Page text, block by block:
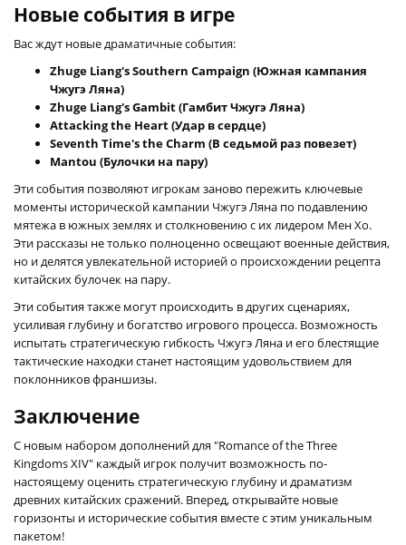
Новые события в игре
Вас ждут новые драматичные события:
Zhuge Liang's Southern Campaign (Южная кампания
Чжугэ Ляна)
Zhuge Liang's Gambit (Гамбит Чжугэ Ляна)
Attacking the Heart (Удар в сердце)
Seventh Time's the Charm (В седьмой раз повезет)
Mantou (Булочки на пару)
Эти события позволяют игрокам заново пережить ключевые
моменты исторической кампании Чжугэ Ляна по подавлению
мятежа в южных землях и столкновению с их лидером Мен Хо.
Эти рассказы не только полноценно освещают военные действия,
но и делятся увлекательной историей о происхождении рецепта
китайских булочек на пару.
Эти события также могут происходить в других сценариях,
усиливая глубину и богатство игрового процесса. Возможность
испытать стратегическую гибкость Чжугэ Ляна и его блестящие
тактические находки станет настоящим удовольствием для
поклонников франшизы.
Заключение
С новым набором дополнений для "Romance of the Three
Kingdoms XIV" каждый игрок получит возможность по-
настоящему оценить стратегическую глубину и драматизм
древних китайских сражений. Вперед, открывайте новые
горизонты и исторические события вместе с этим уникальным
пакетом!